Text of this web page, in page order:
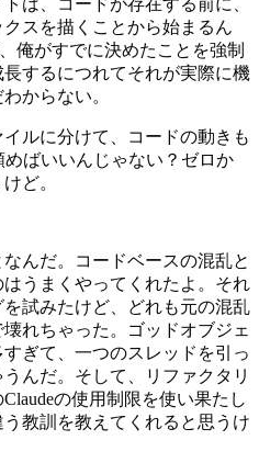
は、コードが存在する前に、
スを描くことから始まるん
俺がすでに決めたことを強制
するにつれてそれが実際に機
からない。
ルに分けて、コードの動きも
ばいいんじゃない？ゼロか
ど。
んだ。コードベースの混乱と
うまくやってくれたよ。それ
試みたけど、どれも元の混乱
れちゃった。ゴッドオブジェ
ぎて、一つのスレッドを引っ
んだ。そして、リファクタリ
の使用制限を使い果たし
教訓を教えてくれると思うけ